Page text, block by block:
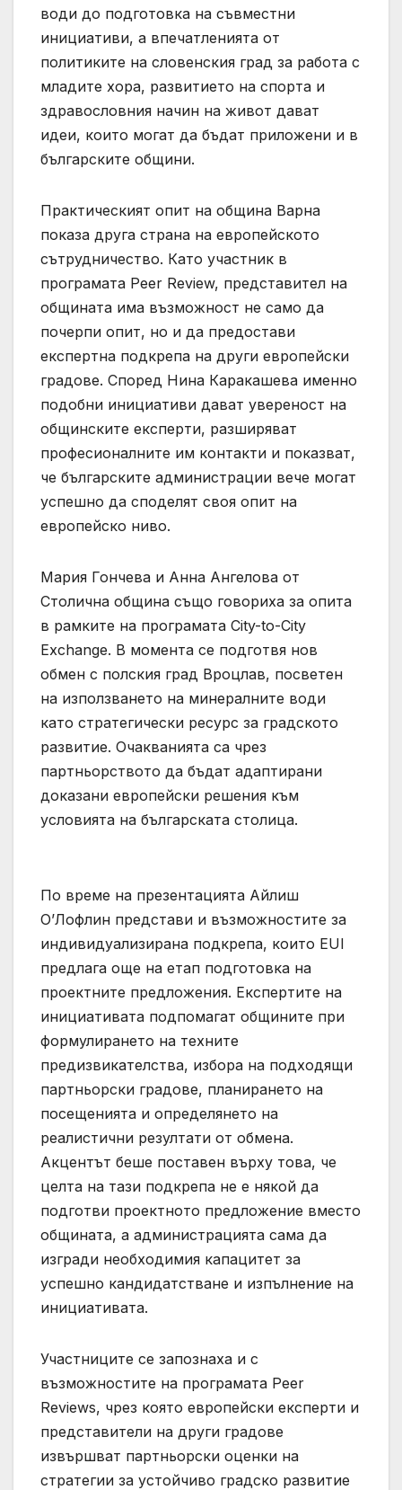
води до подготовка на съвместни
инициативи, а впечатленията от
политиките на словенския град за работа с
младите хора, развитието на спорта и
здравословния начин на живот дават
идеи, които могат да бъдат приложени и в
българските общини.
Практическият опит на община Варна
показа друга страна на европейското
сътрудничество. Като участник в
програмата Peer Review, представител на
общината има възможност не само да
почерпи опит, но и да предостави
експертна подкрепа на други европейски
градове. Според Нина Каракашева именно
подобни инициативи дават увереност на
общинските експерти, разширяват
професионалните им контакти и показват,
че българските администрации вече могат
успешно да споделят своя опит на
европейско ниво.
Мария Гончева и Анна Ангелова от
Столична община също говориха за опита
в рамките на програмата City-to-City
Exchange. В момента се подготвя нов
обмен с полския град Вроцлав, посветен
на използването на минералните води
като стратегически ресурс за градското
развитие. Очакванията са чрез
партньорството да бъдат адаптирани
доказани европейски решения към
условията на българската столица.
По време на презентацията Айлиш
О’Лофлин представи и възможностите за
индивидуализирана подкрепа, които EUI
предлага още на етап подготовка на
проектните предложения. Експертите на
инициативата подпомагат общините при
формулирането на техните
предизвикателства, избора на подходящи
партньорски градове, планирането на
посещенията и определянето на
реалистични резултати от обмена.
Акцентът беше поставен върху това, че
целта на тази подкрепа не е някой да
подготви проектното предложение вместо
общината, а администрацията сама да
изгради необходимия капацитет за
успешно кандидатстване и изпълнение на
инициативата.
Участниците се запознаха и с
възможностите на програмата Peer
Reviews, чрез която европейски експерти и
представители на други градове
извършват партньорски оценки на
стратегии за устойчиво градско развитие